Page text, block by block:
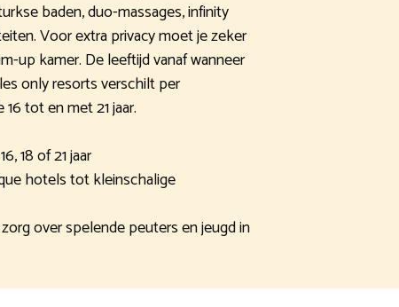
baden, duo-massages, infinity
Voor extra privacy moet je zeker
up kamer. De leeftijd vanaf wanneer
only resorts verschilt per
tot en met 21 jaar.
18 of 21 jaar
hotels tot kleinschalige
over spelende peuters en jeugd in